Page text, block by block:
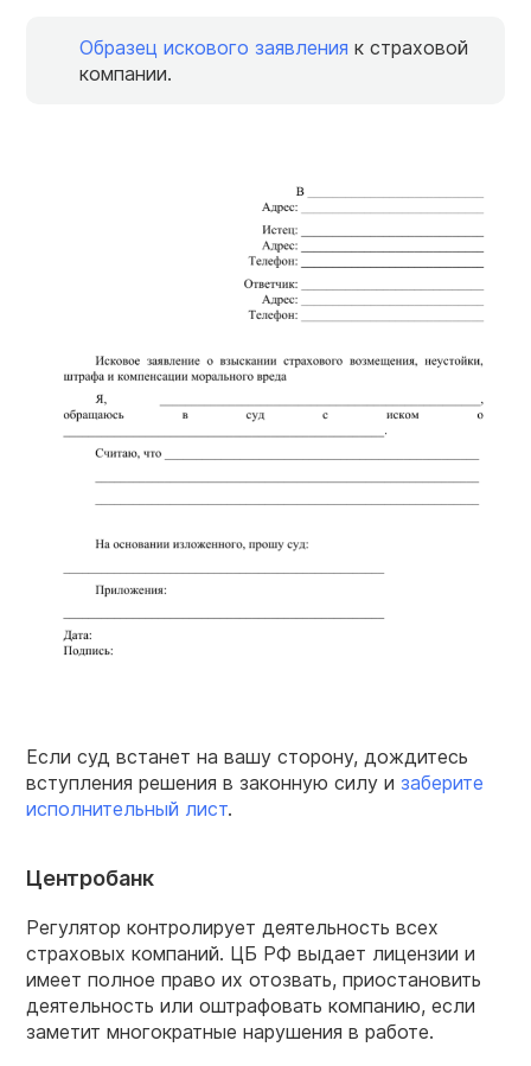
Образец искового заявления к страховой
компании.
Если суд встанет на вашу сторону, дождитесь
вступления решения в законную силу и заберите
исполнительный лист.
Центробанк
Регулятор контролирует деятельность всех
страховых компаний. ЦБ РФ выдает лицензии и
имеет полное право их отозвать, приостановить
деятельность или оштрафовать компанию, если
заметит многократные нарушения в работе.